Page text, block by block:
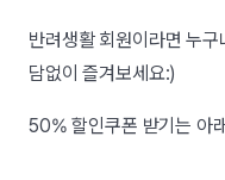
반려생활 회원이라면 누
담없이 즐겨보세요:)
50% 할인쿠폰 받기는 아